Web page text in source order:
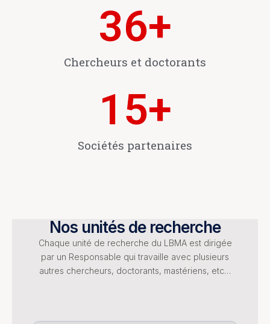
36+
Chercheurs et doctorants
15+
Sociétés partenaires
Nos unités de recherche
Chaque unité de recherche du LBMA est dirigée
par un Responsable qui travaille avec plusieurs
autres chercheurs, doctorants, mastériens, etc…